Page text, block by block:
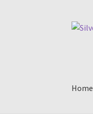
Home